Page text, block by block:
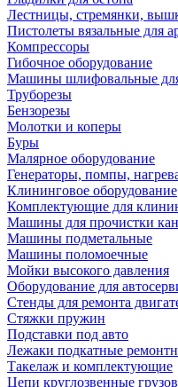
Лестницы, стремянки,
Пистолеты вязальные для
Компрессоры
Гибочное оборудование
Машины шлифовальные
Труборезы
Бензорезы
Молотки и коперы
Буры
Малярное оборудование
Генераторы, помпы,
Клининговое оборудование
Комплектующие для
Машины для прочистки
Машины подметальные
Машины поломоечные
Мойки высокого давления
Оборудование для
Стенды для ремонта
Стяжки пружин
Подставки под авто
Лежаки подкатные
Такелаж и комплектующие
Цепи круглозвенные